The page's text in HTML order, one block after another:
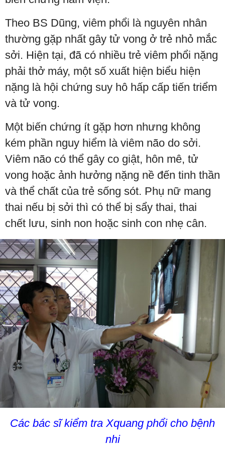
Theo BS Dũng, viêm phổi là nguyên nhân
thường gặp nhất gây tử vong ở trẻ nhỏ mắc
sởi. Hiện tại, đã có nhiều trẻ viêm phổi nặng
phải thở máy, một số xuất hiện biểu hiện
nặng là hội chứng suy hô hấp cấp tiến triểm
và tử vong.
Một biến chứng ít gặp hơn nhưng không
kém phần nguy hiểm là viêm não do sởi.
Viêm não có thể gây co giật, hôn mê, tử
vong hoặc ảnh hưởng nặng nề đến tinh thần
và thể chất của trẻ sống sót. Phụ nữ mang
thai nếu bị sởi thì có thể bị sẩy thai, thai
chết lưu, sinh non hoặc sinh con nhẹ cân.
Các bác sĩ kiểm tra Xquang phổi cho bệnh
nhi